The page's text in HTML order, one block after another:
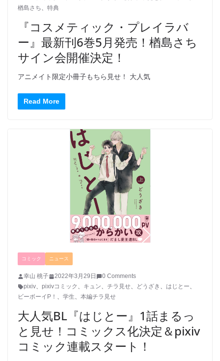
楢島さち、 特典
『コスメティック・プレイラバ
ー』最新刊6巻5月発売！楢島さち
サイン会開催決定！
アニメイト限定小冊子もちら見せ！ 大人気
Read More
コミック ニュース
幸山 桃子 2022年3月29日
0 Comments
pixiv、 pixivコミック 、 キュン、 チラ見せ、 どうざき 、 はじとー、
ビーボーイP！ 、 学生、 本編チラ見せ
大人気BL『はじとー』1話まるっ
と見せ！コミックス化決定＆pixiv
コミック連載スタート！